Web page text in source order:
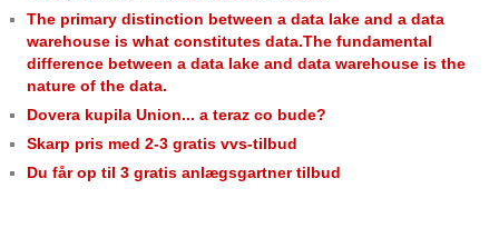
The primary distinction between a data lake and a data
warehouse is what constitutes data.The fundamental
difference between a data lake and data warehouse is the
nature of the data.
Dovera kupila Union... a teraz co bude?
Skarp pris med 2-3 gratis vvs-tilbud
Du får op til 3 gratis anlægsgartner tilbud